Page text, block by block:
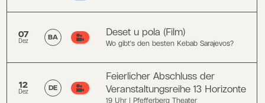
07
Dez
BA
Deset u pola (Film)
Wo gibt's den besten Kebab Sarajevos?
12
Dez
DE
Feierlicher Abschluss der
Veranstaltungsreihe 13 Horizonte
19 Uhr | Pfefferberg Theater